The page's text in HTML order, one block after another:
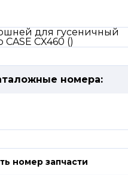
номера:
номер запчасти